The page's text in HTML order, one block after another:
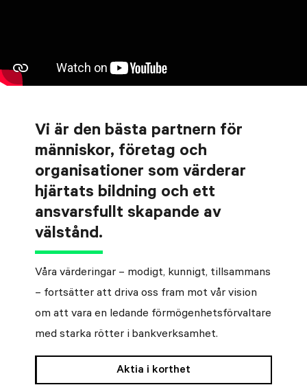
Vi är den bästa partnern för
människor, företag och
organisationer som värderar
hjärtats bildning och ett
ansvarsfullt skapande av
välstånd.
Våra värderingar – modigt, kunnigt, tillsammans
– fortsätter att driva oss fram mot vår vision
om att vara en ledande förmögenhetsförvaltare
med starka rötter i bankverksamhet.
Aktia i korthet